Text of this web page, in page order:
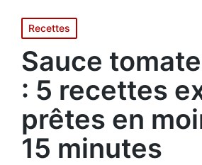
Posted
in
Recettes
Sauce
: 5 recettes
prêtes en
15 minutes